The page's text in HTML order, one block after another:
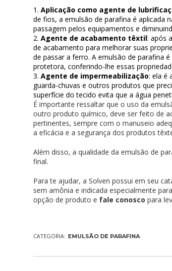
Aplicação como agente de
de fios, a emulsão de parafina é aplicada
passagem pelos equipamentos e
Agente de acabamento têxtil: após
de acabamento para melhorar suas
de passar a ferro. A emulsão de parafina
protetora, conferindo-lhe essas
Agente de impermeabilização: ela é
guarda-chuvas e outros produtos que
superfície do tecido evita que a água
É importante ressaltar que o uso da
outro produto químico, deve ser feito de
pertinentes, sempre com o manuseio
a eficácia e a segurança dos produtos
Além disso, a qualidade da emulsão de
final.
Para te ajudar, a Solven possui em seu
sem amônia e indicada especialmente
opção de produto e fale conosco para
CATEGORIA: EMULSÃO DE PARAFINA